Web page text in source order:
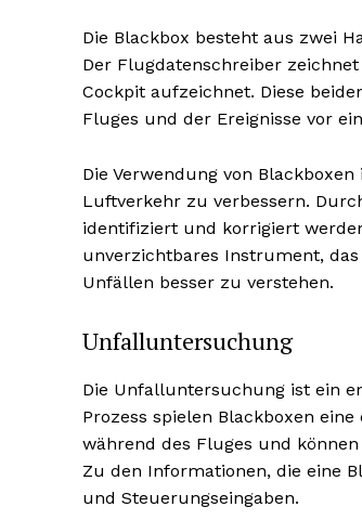
Die Blackbox besteht aus zwei
Der Flugdatenschreiber
Cockpit aufzeichnet. Diese
Fluges und der Ereignisse vor
Die Verwendung von
Luftverkehr zu verbessern.
identifiziert und korrigiert
unverzichtbares Instrument,
Unfällen besser zu verstehen.
Unfalluntersuchung
Die Unfalluntersuchung ist ein
Prozess spielen Blackboxen
während des Fluges und
Zu den Informationen, die eine
und Steuerungseingaben.